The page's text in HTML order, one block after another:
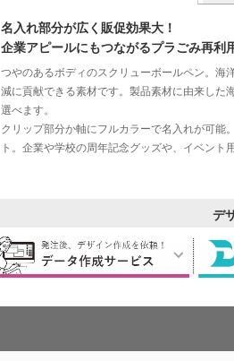
名入れ部分が広く販促効果大！
企業アピールにもつながるプラごみ再利
つやのあるボディのスクリューボールペン。海
減に貢献できる素材です。製品素材に由来した
選べます。
クリップ部分か軸にフルカラーで名入れが可能
ト。企業や学校の周年記念グッズや、イベント
デ